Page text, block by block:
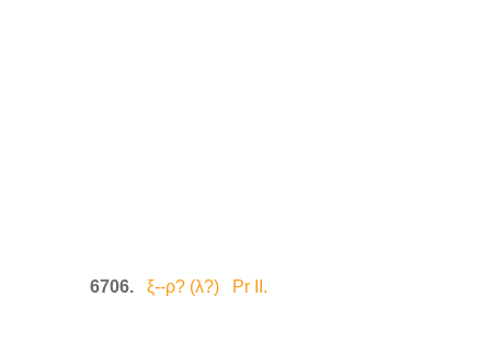
6706. ξ--ρ? (λ?) Pr II.